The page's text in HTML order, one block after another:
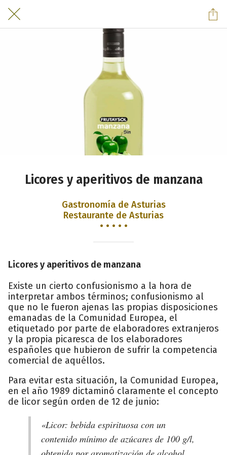
Licores y aperitivos de manzana
Gastronomía de Asturias
Restaurante de Asturias
• • • • •
Licores y aperitivos de manzana
Existe un cierto confusionismo a la hora de
interpretar ambos términos; confusionismo al
que no le fueron ajenas las propias disposiciones
emanadas de la Comunidad Europea, el
etiquetado por parte de elaboradores extranjeros
y la propia picaresca de los elaboradores
españoles que hubieron de sufrir la competencia
comercial de aquéllos.
Para evitar esta situación, la Comunidad Europea,
en el año 1989 dictaminó claramente el concepto
de licor según orden de 12 de junio:
«Licor: bebida espirituosa con un
contenido mínimo de azúcares de 100 g/l,